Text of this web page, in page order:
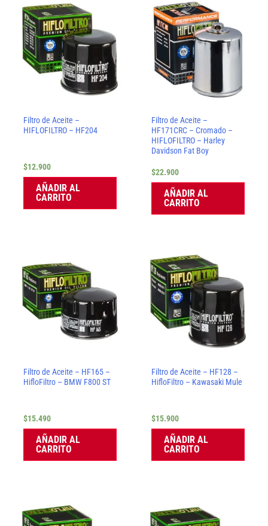
Filtro de Aceite –
HIFLOFILTRO – HF204
$12.900
AÑADIR AL
CARRITO
Filtro de Aceite –
HF171CRC – Cromado –
HIFLOFILTRO – Harley
Davidson Fat Boy
$22.900
AÑADIR AL
CARRITO
Filtro de Aceite – HF165 –
HifloFiltro – BMW F800 ST
$15.490
AÑADIR AL
CARRITO
Filtro de Aceite – HF128 –
HifloFiltro – Kawasaki Mule
$15.900
AÑADIR AL
CARRITO